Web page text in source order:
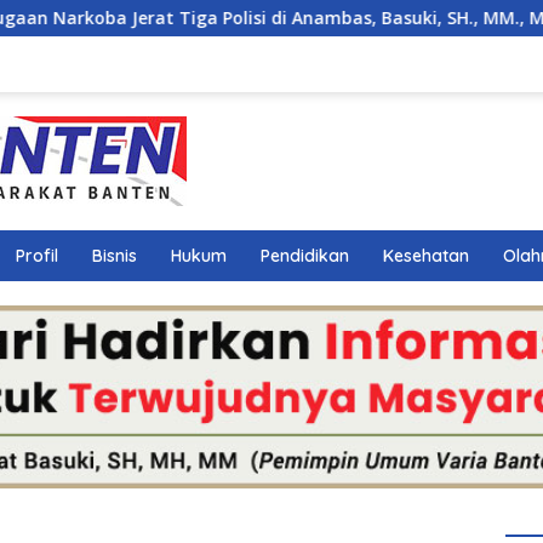
di Anambas, Basuki, SH., MM., MH. : Hukum Harus Tegak
Profil Bisnis Hukum Pendidikan Kesehatan